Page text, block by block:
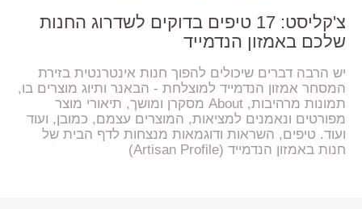
צ'קליסט: 17 טיפים בדוקים לשדרוג החנות
שלכם באמזון הנדמייד
יש הרבה דברים שיכולים להפוך חנות אינטרנטית בזירת
המסחר אמזון הנדמייד למוצלחת - הבאנר ותיוג מוצרים בו,
תמונות מרהיבות, About מסקרן ומושך, תיאורי מוצר
מפורטים ונאמנים למציאות, המוצרים עצמם, כמובן, ועוד
ועוד. טיפים, השראות ודוגמאות מנצחות לדף הבית של
חנות באמזון הנדמייד (Artisan Profile)